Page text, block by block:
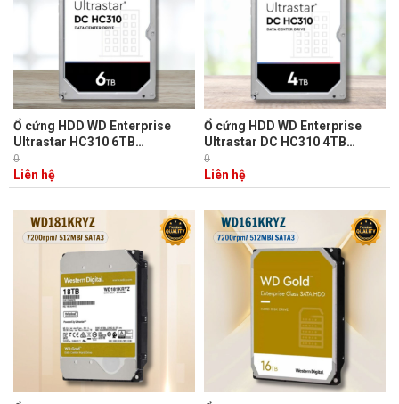
Ổ cứng HDD WD Enterprise
Ultrastar HC310 6TB
HUS726T6TALE6L4 3.5inch/
7200rpm/ SATA/ 6Gbps/
256MB
0
Liên hệ
Ổ cứng HDD WD Enterprise
Ultrastar DC HC310 4TB
HUS726T4TALA6L4 7200rpm
Sata 256MB
0
Liên hệ